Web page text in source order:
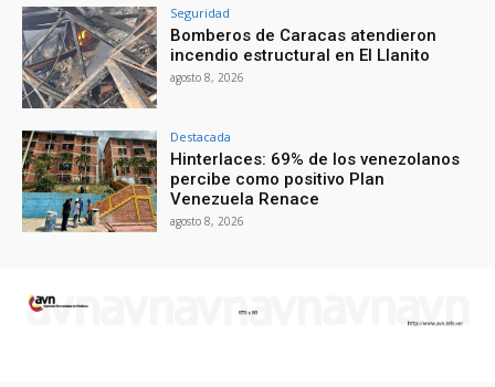
Seguridad
Bomberos de Caracas atendieron
incendio estructural en El Llanito
agosto 8, 2026
Destacada
Hinterlaces: 69% de los venezolanos
percibe como positivo Plan
Venezuela Renace
agosto 8, 2026